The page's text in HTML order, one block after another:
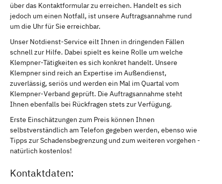
über das Kontaktformular zu erreichen. Handelt es sich
jedoch um einen Notfall, ist unsere Auftragsannahme rund
um die Uhr für Sie erreichbar.
Unser Notdienst-Service eilt Ihnen in dringenden Fällen
schnell zur Hilfe. Dabei spielt es keine Rolle um welche
Klempner-Tätigkeiten es sich konkret handelt. Unsere
Klempner sind reich an Expertise im Außendienst,
zuverlässig, seriös und werden ein Mal im Quartal vom
Klempner-Verband geprüft. Die Auftragsannahme steht
Ihnen ebenfalls bei Rückfragen stets zur Verfügung.
Erste Einschätzungen zum Preis können Ihnen
selbstverständlich am Telefon gegeben werden, ebenso wie
Tipps zur Schadensbegrenzung und zum weiteren vorgehen -
natürlich kostenlos!
Kontaktdaten: